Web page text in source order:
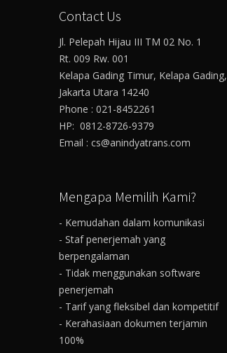
Contact Us
Jl. Pelepah Hijau III TM 02 No. 1
Rt. 009 Rw. 001
Kelapa Gading Timur, Kelapa Gading,
Jakarta Utara 14240
Phone : 021-8452261
HP: 0812-8726-9379
Email : cs@anindyatrans.com
Mengapa Memilih Kami?
- Kemudahan dalam komunikasi
- Staf penerjemah yang
berpengalaman
- Tidak menggunakan software
penerjemah
- Tarif yang fleksibel dan kompetitif
- Kerahasiaan dokumen terjamin
100%